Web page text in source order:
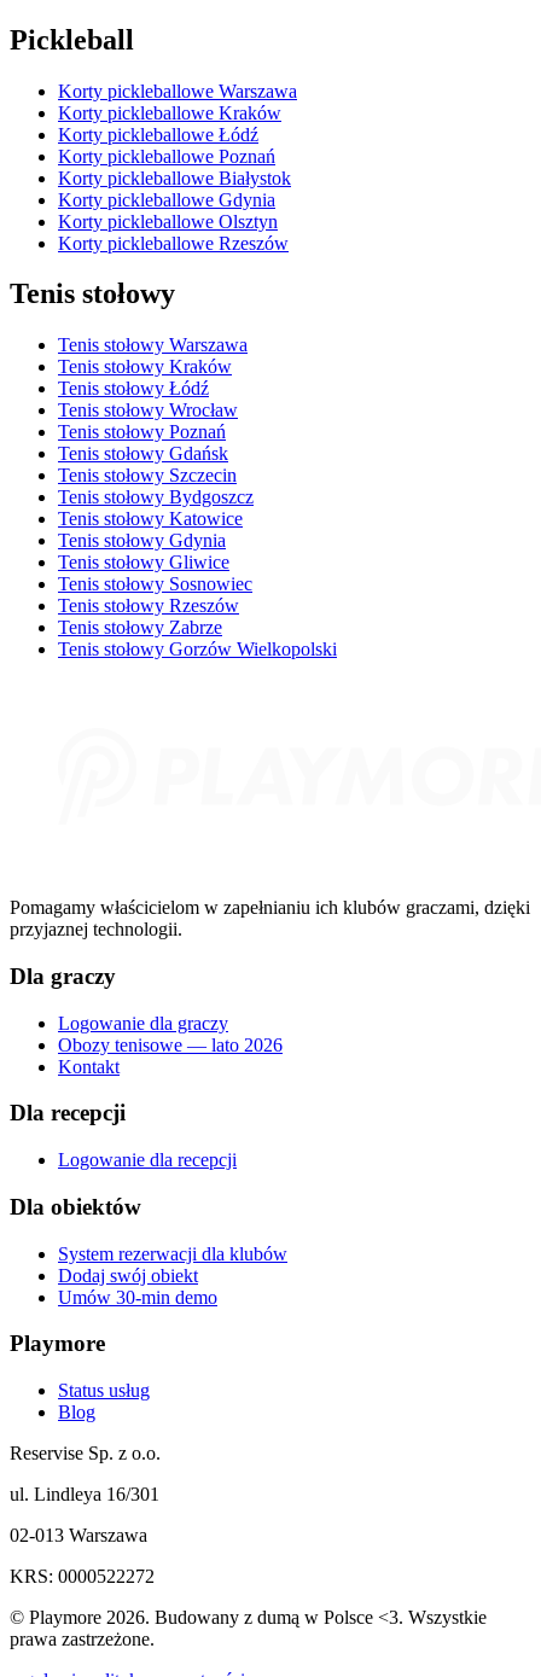
Pickleball
Korty pickleballowe Warszawa
Korty pickleballowe Kraków
Korty pickleballowe Łódź
Korty pickleballowe Poznań
Korty pickleballowe Białystok
Korty pickleballowe Gdynia
Korty pickleballowe Olsztyn
Korty pickleballowe Rzeszów
Tenis stołowy
Tenis stołowy Warszawa
Tenis stołowy Kraków
Tenis stołowy Łódź
Tenis stołowy Wrocław
Tenis stołowy Poznań
Tenis stołowy Gdańsk
Tenis stołowy Szczecin
Tenis stołowy Bydgoszcz
Tenis stołowy Katowice
Tenis stołowy Gdynia
Tenis stołowy Gliwice
Tenis stołowy Sosnowiec
Tenis stołowy Rzeszów
Tenis stołowy Zabrze
Tenis stołowy Gorzów Wielkopolski
Pomagamy właścicielom w zapełnianiu ich klubów graczami, dzięki
przyjaznej technologii.
Dla graczy
Logowanie dla graczy
Obozy tenisowe — lato 2026
Kontakt
Dla recepcji
Logowanie dla recepcji
Dla obiektów
System rezerwacji dla klubów
Dodaj swój obiekt
Umów 30-min demo
Playmore
Status usług
Blog
Reservise Sp. z o.o.
ul. Lindleya 16/301
02-013 Warszawa
KRS: 0000522272
© Playmore 2026. Budowany z dumą w Polsce <3. Wszystkie
prawa zastrzeżone.